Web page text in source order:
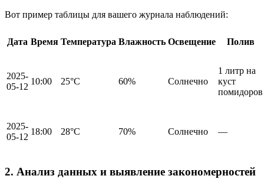
Вот пример таблицы для вашего журнала наблюдений:
Дата Время Температура Влажность Освещение Полив
2025-
05-12
10:00 25°C 60% Солнечно
1 литр на
куст
помидоров
2025-
05-12
18:00 28°C 70% Солнечно —
2. Анализ данных и выявление закономерностей